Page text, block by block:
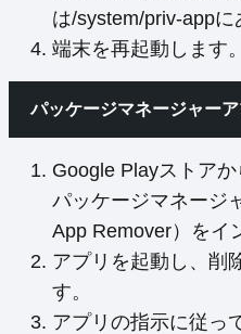
は/system/priv-appに
端末を再起動します。
パッケージマネージャー
Google Playストア
パッケージマネージ
App Remover）をイ
アプリを起動し、削
す。
アプリの指示に従っ